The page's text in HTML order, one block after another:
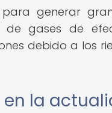
generar
gases de
debido a los
la